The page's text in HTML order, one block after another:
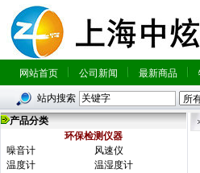
网站首页 公司新闻 最新商品
站内搜索
产品分类
环保检测仪器
噪音计
风速仪
温度计
温湿度计